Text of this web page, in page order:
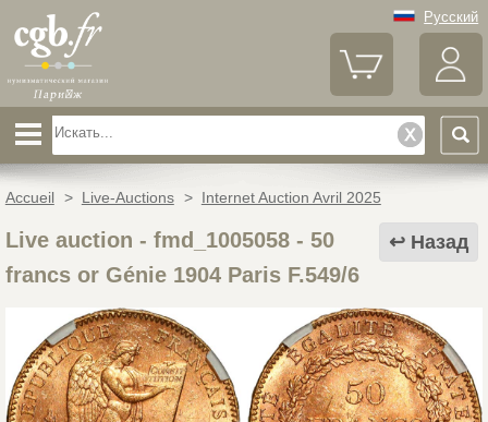
Русский
Accueil > Live-Auctions > Internet Auction Avril 2025
Назад
Live auction - fmd_1005058- 50
francs or Génie 1904 Paris F.549/6